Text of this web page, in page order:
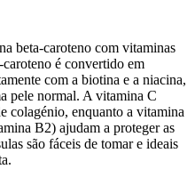
beta-caroteno com vitaminas
é convertido em
com a biotina e a niacina,
pele normal. A vitamina C
colagénio, enquanto a vitamina
B2) ajudam a proteger as
são fáceis de tomar e ideais